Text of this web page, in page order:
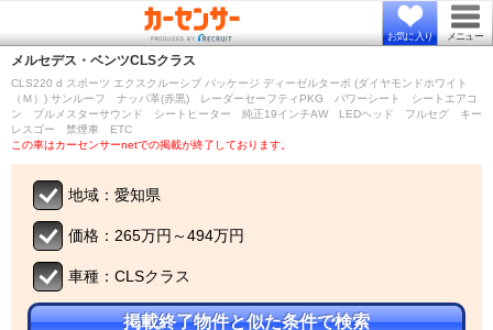
お気に入り メニュー
メルセデス・ベンツCLSクラス
CLS220 d スポーツ エクスクルーシブ パッケージ ディーゼルターボ (ダイヤモンドホワイト
（Ｍ）) サンルーフ ナッパ革(赤黒) レーダーセーフティPKG パワーシート シートエアコ
ン ブルメスターサウンド シートヒーター 純正19インチAW LEDヘッド フルセグ キー
レスゴー 禁煙車 ETC
この車はカーセンサーnetでの掲載が終了しております。
地域：愛知県
価格：265万円～494万円
車種：CLSクラス
掲載終了物件と似た条件で検索